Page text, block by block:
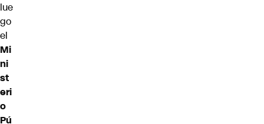
lue
go
el
Mi
ni
st
eri
o
Pú